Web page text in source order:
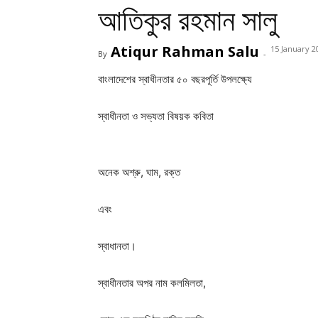
আতিকুর রহমান সালু
By Atiqur Rahman Salu - 15 January
বাংলাদেশের স্বাধীনতার ৫০ বছরপূর্তি উপলক্ষ্যে
স্বাধীনতা ও সভ্যতা বিষয়ক কবিতা
অনেক অশ্রু, ঘাম, রক্ত
এবং
স্বাধানতা।
স্বাধীনতার অপর নাম কলমিলতা,